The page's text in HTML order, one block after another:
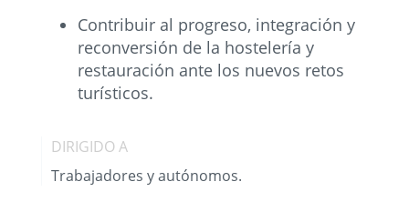
Contribuir al progreso, integración y
reconversión de la hostelería y
restauración ante los nuevos retos
turísticos.
DIRIGIDO A
Trabajadores y autónomos.